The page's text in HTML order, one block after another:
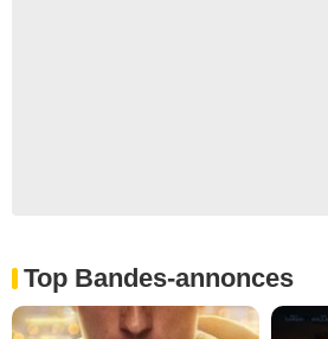
Top Bandes-annonces